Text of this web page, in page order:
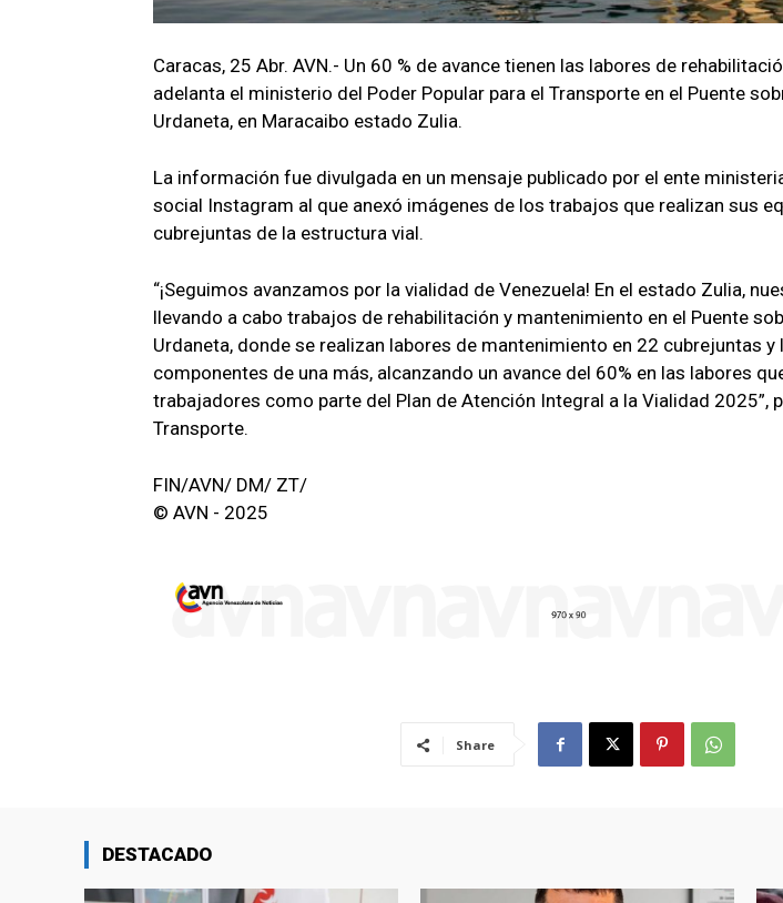
Caracas, 25 Abr. AVN.- Un 60 % de avance tienen las labores de
adelanta el ministerio del Poder Popular para el Transporte en el Puente
Urdaneta, en Maracaibo estado Zulia.
La información fue divulgada en un mensaje publicado por el ente
social Instagram al que anexó imágenes de los trabajos que realizan sus
cubrejuntas de la estructura vial.
“¡Seguimos avanzamos por la vialidad de Venezuela! En el estado Zulia,
llevando a cabo trabajos de rehabilitación y mantenimiento en el Puente
Urdaneta, donde se realizan labores de mantenimiento en 22 cubrejuntas
componentes de una más, alcanzando un avance del 60% en las labores
trabajadores como parte del Plan de Atención Integral a la Vialidad 2025”,
Transporte.
FIN/AVN/ DM/ ZT/
© AVN - 2025
Share
DESTACADO